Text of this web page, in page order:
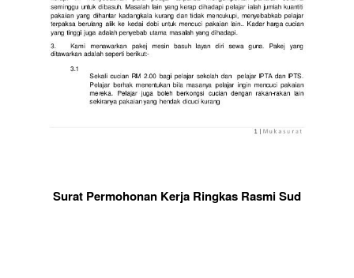
Surat Permohonan Kerja Ringkas Rasmi Sud